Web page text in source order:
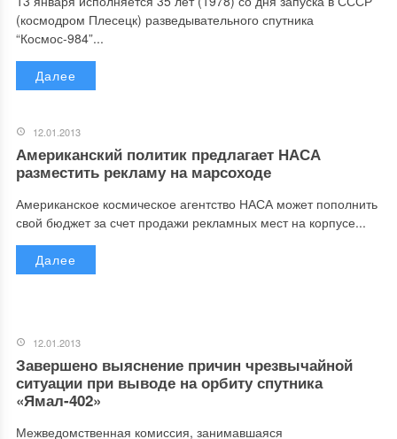
(космодром Плесецк) разведывательного спутника
“Космос-984”...
Далее
12.01.2013
Американский политик предлагает НАСА
разместить рекламу на марсоходе
Американское космическое агентство НАСА может пополнить
свой бюджет за счет продажи рекламных мест на корпусе...
Далее
12.01.2013
Завершено выяснение причин чрезвычайной
ситуации при выводе на орбиту спутника
«Ямал-402»
Межведомственная комиссия, занимавшаяся